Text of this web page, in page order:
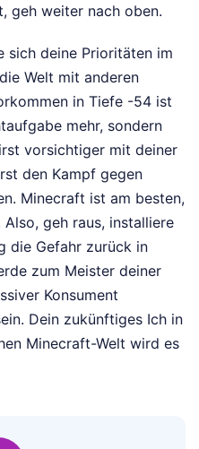
geh weiter nach oben.
sich deine Prioritäten im
Welt mit anderen
in Tiefe -54 ist
mehr, sondern
vorsichtiger mit deiner
den Kampf gegen
Minecraft ist am besten,
geh raus, installiere
die Gefahr zurück in
zum Meister deiner
Konsument
Dein zukünftiges Ich in
Minecraft-Welt wird es